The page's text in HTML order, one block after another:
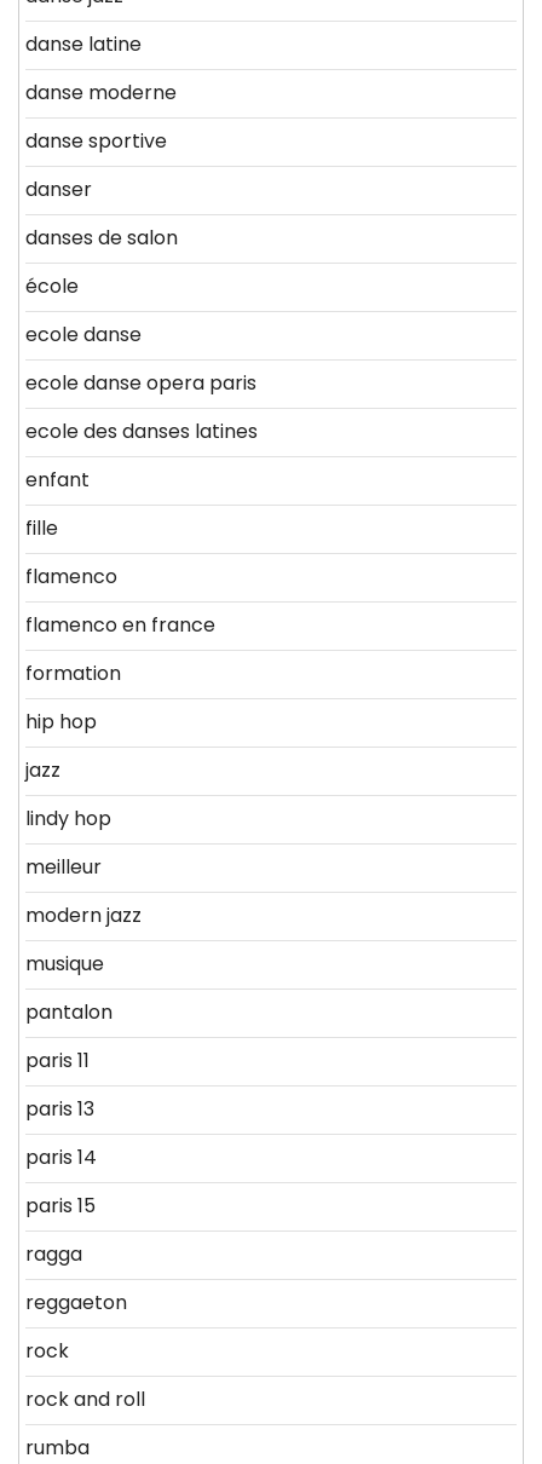
danse latine
danse moderne
danse sportive
danser
danses de salon
école
ecole danse
ecole danse opera paris
ecole des danses latines
enfant
fille
flamenco
flamenco en france
formation
hip hop
jazz
lindy hop
meilleur
modern jazz
musique
pantalon
paris 11
paris 13
paris 14
paris 15
ragga
reggaeton
rock
rock and roll
rumba